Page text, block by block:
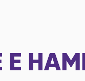
Е